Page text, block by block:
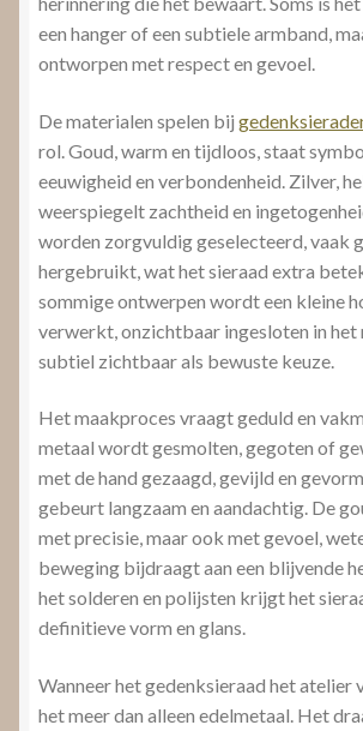
een hanger of een subtiele armband,
ontworpen met respect en gevoel.
De materialen spelen bij
rol. Goud, warm en tijdloos, staat
eeuwigheid en verbondenheid. Zilver,
weerspiegelt zachtheid en
worden zorgvuldig geselecteerd, vaak
hergebruikt, wat het sieraad extra
sommige ontwerpen wordt een kleine
verwerkt, onzichtbaar ingesloten in het
subtiel zichtbaar als bewuste keuze.
Het maakproces vraagt geduld en
metaal wordt gesmolten, gegoten of
met de hand gezaagd, gevijld en
gebeurt langzaam en aandachtig. De
met precisie, maar ook met gevoel,
beweging bijdraagt aan een blijvende
het solderen en polijsten krijgt het
definitieve vorm en glans.
Wanneer het gedenksieraad het atelier
het meer dan alleen edelmetaal. Het